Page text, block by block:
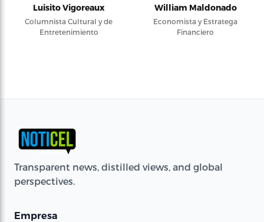
Luisito Vigoreaux
Columnista Cultural y de
Entretenimiento
William Maldonado
Economista y Estratega
Financiero
Transparent news, distilled views, and global
perspectives.
Empresa